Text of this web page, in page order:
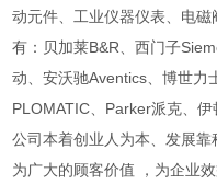
动元件、工业仪器仪表、电
有：贝加莱B&R、西门子
动、安沃驰Aventics、博世力
PLOMATIC、Parker派克、伊
公司本着创业人为本、发展靠
为广大的顾客价值 ，为企业